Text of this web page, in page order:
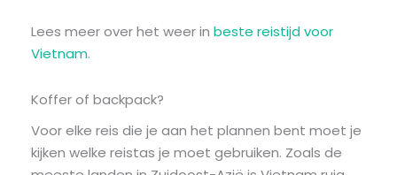
Lees meer over het weer in beste reistijd voor
Vietnam.
Koffer of backpack?
Voor elke reis die je aan het plannen bent moet je
kijken welke reistas je moet gebruiken. Zoals de